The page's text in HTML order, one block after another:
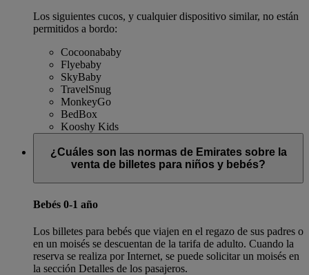
Los siguientes cucos, y cualquier dispositivo similar, no están
permitidos a bordo:
Cocoonababy
Flyebaby
SkyBaby
TravelSnug
MonkeyGo
BedBox
Kooshy Kids
¿Cuáles son las normas de Emirates sobre la
venta de billetes para niños y bebés?
Bebés 0-1 año
Los billetes para bebés que viajen en el regazo de sus padres o
en un moisés se descuentan de la tarifa de adulto. Cuando la
reserva se realiza por Internet, se puede solicitar un moisés en
la sección Detalles de los pasajeros.